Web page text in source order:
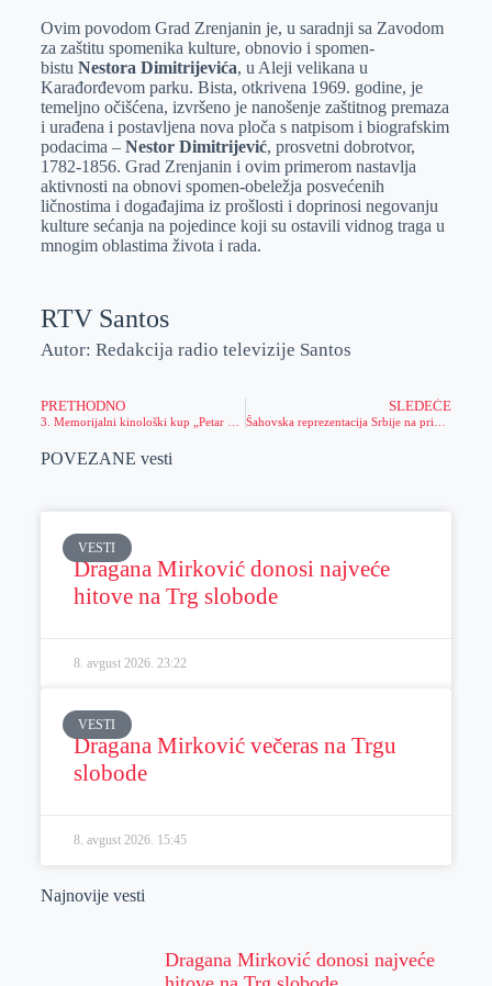
Ovim povodom Grad Zrenjanin je, u saradnji sa Zavodom
za zaštitu spomenika kulture, obnovio i spomen-
bistu Nestora Dimitrijevića, u Aleji velikana u
Karađorđevom parku. Bista, otkrivena 1969. godine, je
temeljno očišćena, izvršeno je nanošenje zaštitnog premaza
i urađena i postavljena nova ploča s natpisom i biografskim
podacima – Nestor Dimitrijević, prosvetni dobrotvor,
1782-1856. Grad Zrenjanin i ovim primerom nastavlja
aktivnosti na obnovi spomen-obeležja posvećenih
ličnostima i događajima iz prošlosti i doprinosi negovanju
kulture sećanja na pojedince koji su ostavili vidnog traga u
mnogim oblastima života i rada.
RTV Santos
Autor: Redakcija radio televizije Santos
PRETHODNO SLEDEĆE
POVEZANE vesti
VESTI
Dragana Mirković donosi najveće
hitove na Trg slobode
8. avgust 2026. 23:22
VESTI
Dragana Mirković večeras na Trgu
slobode
8. avgust 2026. 15:45
Najnovije vesti
Dragana Mirković donosi najveće